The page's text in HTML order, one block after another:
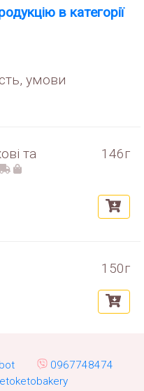
в категорії
умови
та
146г
150г
0967748474